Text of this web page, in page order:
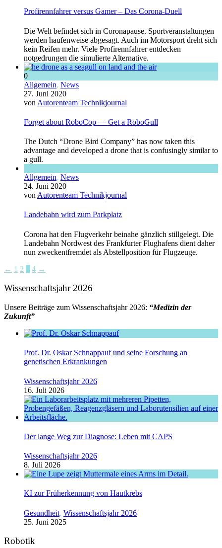
Profirennfahrer versus Gamer – Das Corona-Duell
Die Welt befindet sich in Coronapause. Sportveranstaltungen
werden haufenweise abgesagt. Auch im Motorsport dreht sich
kein Reifen mehr. Viele Profirennfahrer entdecken
notgedrungen die simulierte Alternative.
0
Allgemein, News
27. Juni 2020
von Autorenteam Technikjournal
Forget about RoboCop — Get a RoboGull
The Dutch “Drone Bird Company” has now taken this
advantage and developed a drone that is confusingly similar to
a gull.
Allgemein, News
24. Juni 2020
von Autorenteam Technikjournal
Landebahn wird zum Parkplatz
Corona hat den Flugverkehr beinahe gänzlich stillgelegt. Die
Landebahn Nordwest des Frankfurter Flughafens dient daher
nun zweckentfremdet als Abstellposition für Flugzeuge.
← 1 2 4 →
Wissenschaftsjahr 2026
Unsere Beiträge zum Wissenschaftsjahr 2026: “Medizin der
Zukunft”
Prof. Dr. Oskar Schnappauf und seine Forschung an
genetischen Erkrankungen
Wissenschaftsjahr 2026
16. Juli 2026
Der lange Weg zur Diagnose: Leben mit CAPS
Wissenschaftsjahr 2026
8. Juli 2026
KI zur Früherkennung von Hautkrebs
Gesundheit, Wissenschaftsjahr 2026
25. Juni 2025
Robotik